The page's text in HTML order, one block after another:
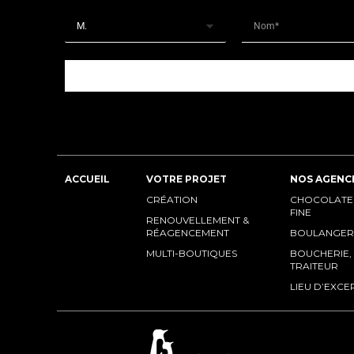
ACCUEIL
VOTRE PROJET
CRÉATION
RENOUVELLEMENT &
RÉAGENCEMENT
MULTI-BOUTIQUES
NOS
FINE
TRAITEUR
LIEU